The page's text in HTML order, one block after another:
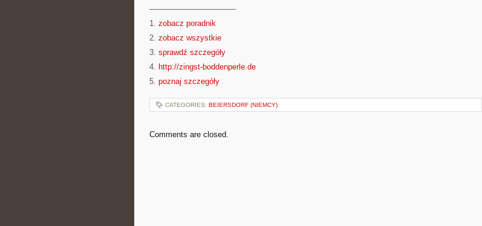
———————————
1. zobacz poradnik
2. zobacz wszystkie
3. sprawdź szczegóły
4. http://zingst-boddenperle.de
5. poznaj szczegóły
CATEGORIES: BEIERSDORF (NIEMCY)
Comments are closed.